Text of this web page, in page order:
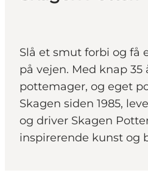
Slå et smut forbi og få
på vejen. Med knap 35
pottemager, og eget
Skagen siden 1985,
og driver Skagen
inspirerende kunst og